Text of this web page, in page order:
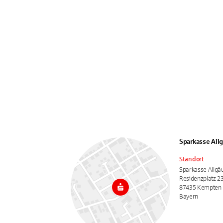
Sparkasse
Standort
Sparkasse
Residenzplatz 23
87435 Kempten
Bayern